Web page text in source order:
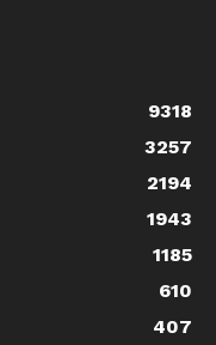
9318
3257
2194
1943
1185
610
407